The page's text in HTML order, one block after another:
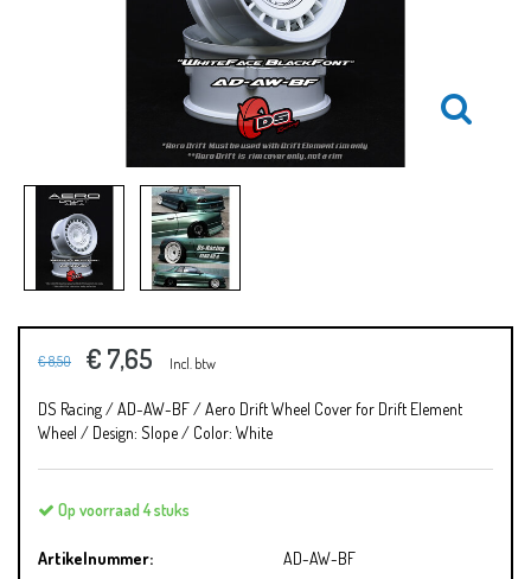
€ 8,50 € 7,65 Incl. btw
DS Racing / AD-AW-BF / Aero Drift Wheel Cover for Drift Element
Wheel / Design: Slope / Color: White
Op voorraad 4 stuks
Artikelnummer: AD-AW-BF